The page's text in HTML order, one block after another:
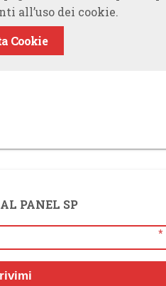
all’uso dei cookie.
Cookie
PANEL SP
*